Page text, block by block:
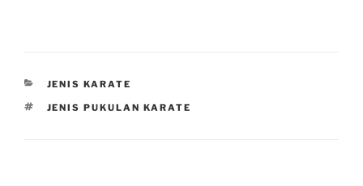
CATEGORIES
JENIS KARATE
TAGS
JENIS PUKULAN KARATE